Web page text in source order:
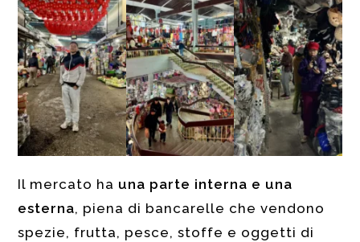
Il mercato ha una parte interna e una
esterna, piena di bancarelle che vendono
spezie, frutta, pesce, stoffe e oggetti di